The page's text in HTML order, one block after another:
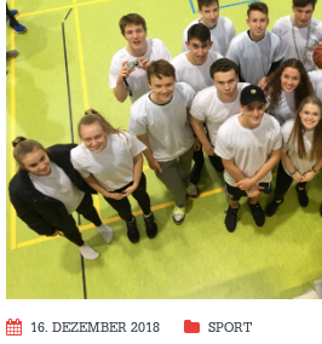
16. DEZEMBER 2018 SPORT